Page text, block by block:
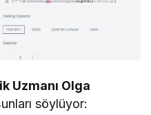
Uzmanı Olga
söylüyor: